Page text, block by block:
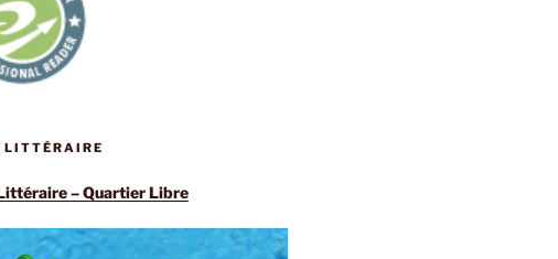
LITTÉRAIRE
– Quartier Libre